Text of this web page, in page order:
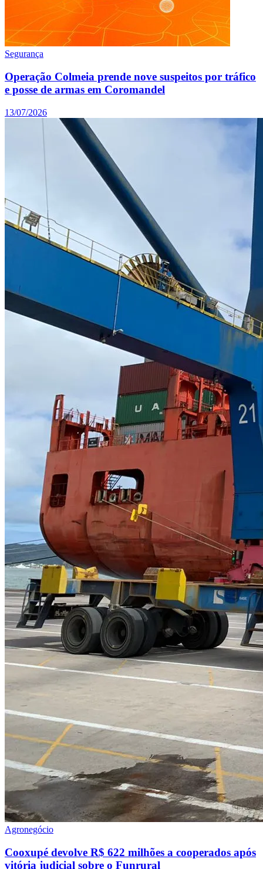
Segurança
Operação Colmeia prende nove suspeitos por tráfico
e posse de armas em Coromandel
13/07/2026
Agronegócio
Cooxupé devolve R$ 622 milhões a cooperados após
vitória judicial sobre o Funrural